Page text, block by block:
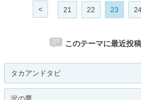
< 21 22 23
このテーマに最近投
タカアンドタビ